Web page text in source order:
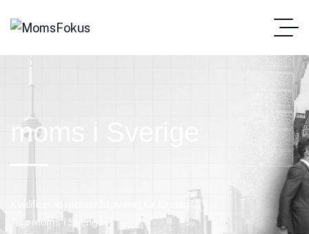
moms i Sverige
Kvalificerad momsrådgivning för företag
Tag: moms i Sverige